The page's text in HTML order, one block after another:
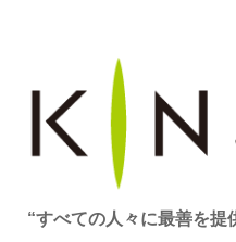
“すべての人々に最善を提